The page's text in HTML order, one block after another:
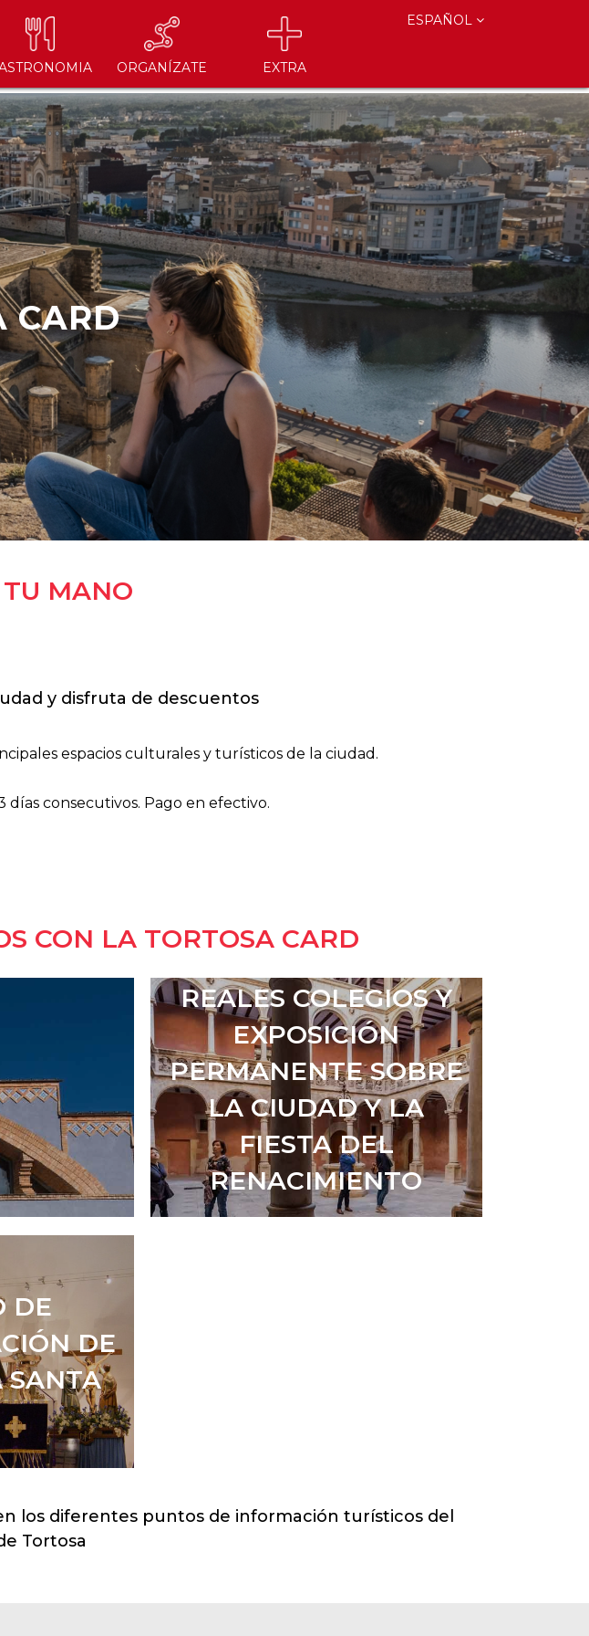
ORGANÍZATE EXTRA
ESPAÑOL
CARD
MANO
y disfruta de descuentos
espacios culturales y turísticos de la ciudad.
consecutivos. Pago en efectivo.
CON LA TORTOSA CARD
REALES COLEGIOS Y
EXPOSICIÓN
PERMANENTE SOBRE
LA CIUDAD Y LA
FIESTA DEL
RENACIMIENTO
DE
DE
SANTA
los diferentes puntos de información turísticos del
Tortosa